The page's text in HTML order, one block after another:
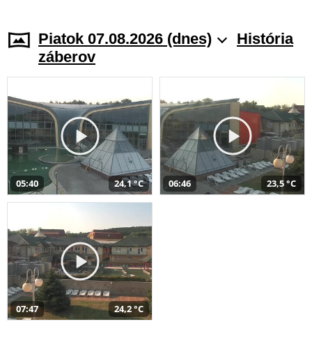
Piatok 07.08.2026 (dnes)
História
záberov
05:40 24,1 °C 06:46 23,5 °C
07:47 24,2 °C